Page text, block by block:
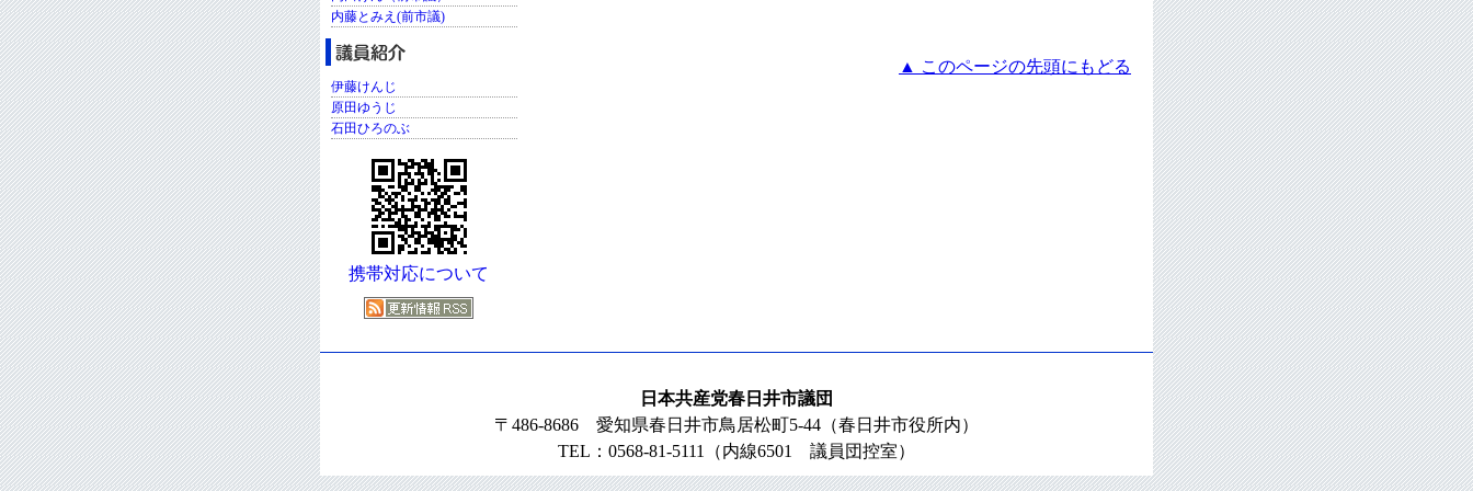
▲ このページの先頭にもどる
内藤とみえ(前市議)
伊藤けんじ
原田ゆうじ
石田ひろのぶ
携帯対応について
日本共産党春日井市議団
〒486-8686 愛知県春日井市鳥居松町5-44（春日井市役所内）
TEL：0568-81-5111（内線6501 議員団控室）